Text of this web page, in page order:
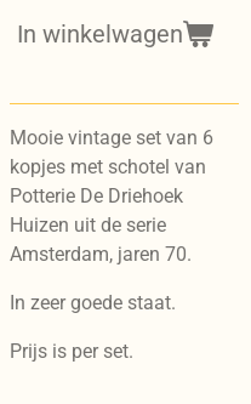
In winkelwagen
Mooie vintage set van 6
kopjes met schotel van
Potterie De Driehoek
Huizen uit de serie
Amsterdam, jaren 70.
In zeer goede staat.
Prijs is per set.